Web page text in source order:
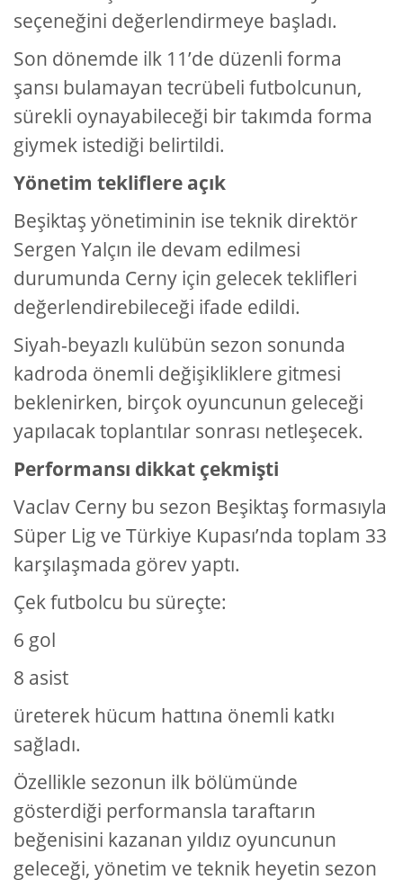
seçeneğini değerlendirmeye başladı.
Son dönemde ilk 11’de düzenli forma
şansı bulamayan tecrübeli futbolcunun,
sürekli oynayabileceği bir takımda forma
giymek istediği belirtildi.
Yönetim tekliflere açık
Beşiktaş yönetiminin ise teknik direktör
Sergen Yalçın ile devam edilmesi
durumunda Cerny için gelecek teklifleri
değerlendirebileceği ifade edildi.
Siyah-beyazlı kulübün sezon sonunda
kadroda önemli değişikliklere gitmesi
beklenirken, birçok oyuncunun geleceği
yapılacak toplantılar sonrası netleşecek.
Performansı dikkat çekmişti
Vaclav Cerny bu sezon Beşiktaş formasıyla
Süper Lig ve Türkiye Kupası’nda toplam 33
karşılaşmada görev yaptı.
Çek futbolcu bu süreçte:
6 gol
8 asist
üreterek hücum hattına önemli katkı
sağladı.
Özellikle sezonun ilk bölümünde
gösterdiği performansla taraftarın
beğenisini kazanan yıldız oyuncunun
geleceği, yönetim ve teknik heyetin sezon